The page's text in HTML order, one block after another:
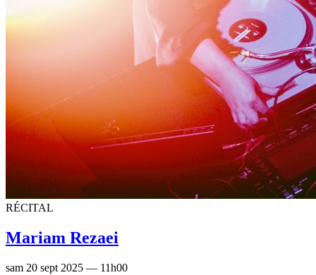
RÉCITAL
Mariam Rezaei
sam 20 sept 2025 — 11h00